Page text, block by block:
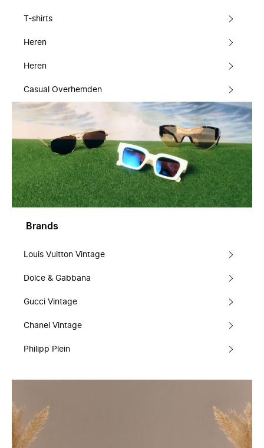
T-shirts
Heren
Heren
Casual Overhemden
Brands
Louis Vuitton Vintage
Dolce & Gabbana
Gucci Vintage
Chanel Vintage
Philipp Plein